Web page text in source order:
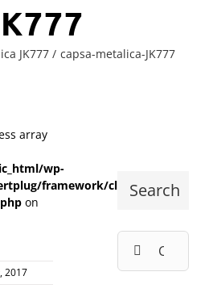
JK777 capsa-metalica-JK777
array
wp-
framework/class-
on
2017
Search